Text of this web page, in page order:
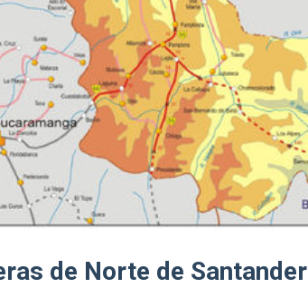
de Norte de Santander